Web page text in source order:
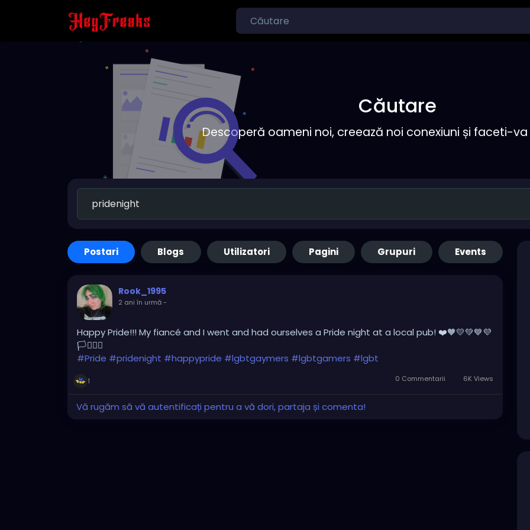
Căutare
Descoperă oameni noi, creează noi conexiuni și faceti-
Postari Blogs Utilizatori Pagini Grupuri Events
Rook_1995
2 ani în urmă-
Happy Pride!!! My fiancé and I went and had ourselves a Pride night at a local pub! ❤️🧡💛💚💙💜
🏳️‍⚧️🏳️‍🌈
#Pride #pridenight #happypride #lgbtgaymers #lgbtgamers #lgbt
1 0 Commentarii 6K Views
Vă rugăm să vă autentificați pentru a vă dori, partaja și comenta!